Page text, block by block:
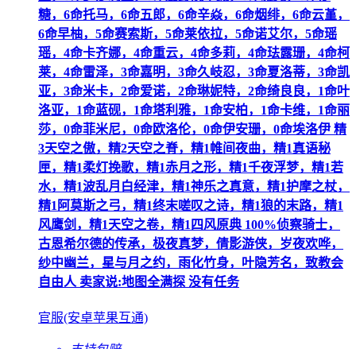
糖，6命托马，6命五郎，6命辛焱，6命烟绯，6命云堇，
6命早柚，5命赛索斯，5命莱依拉，5命诺艾尔，5命瑶
瑶，4命卡齐娜，4命重云，4命多莉，4命珐露珊，4命柯
莱，4命雷泽，3命嘉明，3命久岐忍，3命夏洛蒂，3命凯
亚，3命米卡，2命爱诺，2命琳妮特，2命绮良良，1命叶
洛亚，1命蓝砚，1命塔利雅，1命安柏，1命卡维，1命丽
莎，0命菲米尼，0命欧洛伦，0命伊安珊，0命埃洛伊 精
3天空之傲，精2天空之脊，精1帷间夜曲，精1真语秘
匣，精1柔灯挽歌，精1赤月之形，精1千夜浮梦，精1若
水，精1波乱月白经津，精1神乐之真意，精1护摩之杖，
精1阿莫斯之弓，精1终末嗟叹之诗，精1狼的末路，精1
风鹰剑，精1天空之卷，精1四风原典 100%侦察骑士，
古恩希尔德的传承，极夜真梦，倩影游侠，岁夜欢哗，
纱中幽兰，星与月之约，雨化竹身，叶隐芳名，致教会
自由人 卖家说:地图全满探 没有任务
官服(安卓苹果互通)